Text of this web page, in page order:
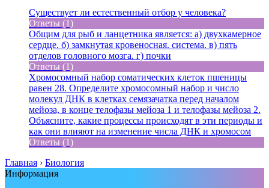
Существует ли естественный отбор у человека?
Ответы (1)
Общим для рыб и ланцетника является: а) двухкамерное
сердце. б) замкнутая кровеносная. система. в) пять
отделов головного мозга. г) почки
Ответы (1)
Хромосомный набор соматических клеток пшеницы
равен 28. Определите хромосомный набор и число
молекул ДНК в клетках семязачатка перед началом
мейоза, в конце телофазы мейоза 1 и телофазы мейоза 2.
Объясните, какие процессы происходят в эти периоды и
как они влияют на изменение числа ДНК и хромосом
Ответы (1)
Главная › Биология
Информация